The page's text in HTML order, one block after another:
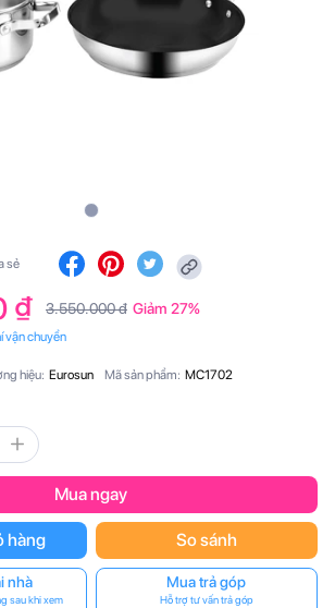
sẻ
₫ 3.550.000 đ Giảm 27%
vận chuyển
hiệu: Eurosun Mã sản phẩm: MC1702
Mua ngay
hàng So sánh
nhà
sau khi xem
Mua trả góp
Hỗ trợ tư vấn trả góp